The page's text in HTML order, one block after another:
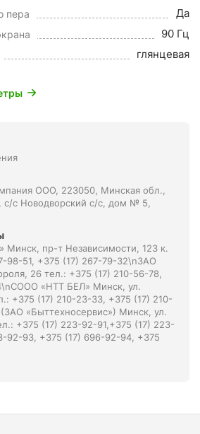
пера Да
90 Гц
глянцевая
ООО, 223050, Минская обл.,
с Новодворский с/с, дом № 5,
пр-т Независимости, 123 к.
98-51, +375 (17) 267-79-32\nЗАО
26 тел.: +375 (17) 210-56-78,
«НТТ БЕЛ» Минск, ул.
+375 (17) 210-23-33, +375 (17) 210-
«Быттехносервис») Минск, ул.
+375 (17) 223-92-91,+375 (17) 223-
92-93, +375 (17) 696-92-94, +375